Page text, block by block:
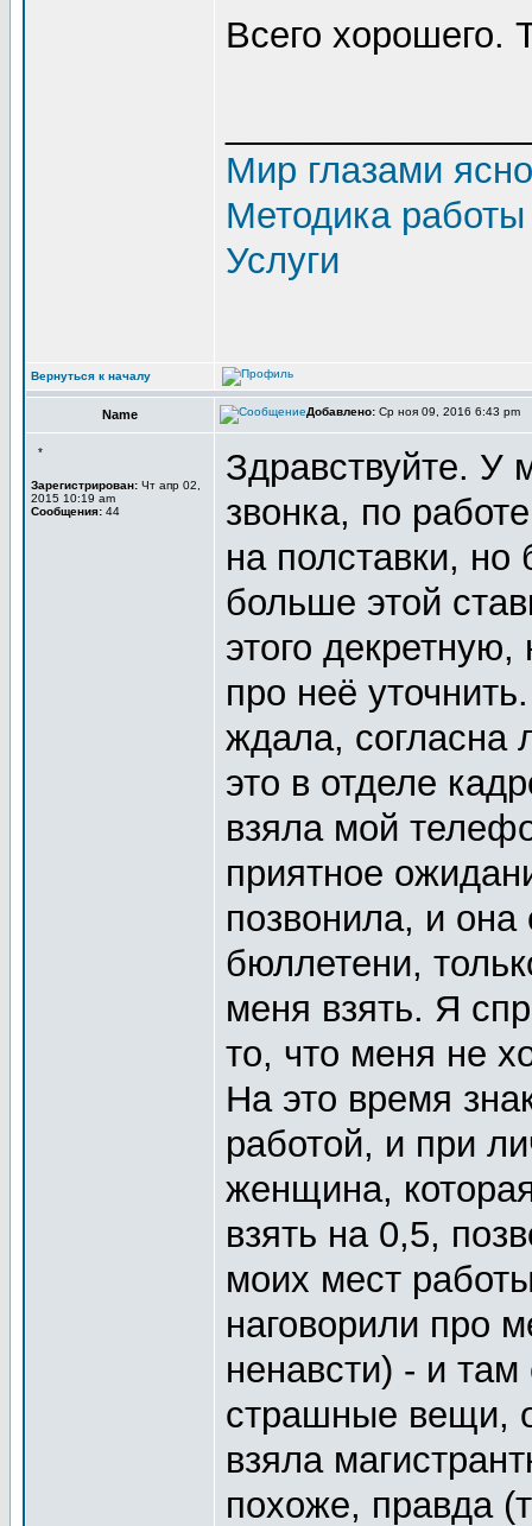
Всего хорошего.
Мир глазами
Методика
Услуги
Вернуться к началу
Name Добавлено: Ср ноя 09, 2016 6:43 pm
*
Зарегистрирован: Чт апр 02,
2015 10:19 am
Сообщения: 44
Здравствуйте. У
звонка, по
на полставки, но
больше этой
этого
про неё
ждала, согласна
это в отделе
взяла мой
приятное
позвонила, и она
бюллетени,
меня взять. Я
то, что меня не
На это время
работой, и при
женщина,
взять на 0,5,
моих мест
наговорили про
ненавсти) - и
страшные вещи,
взяла
похоже, правда